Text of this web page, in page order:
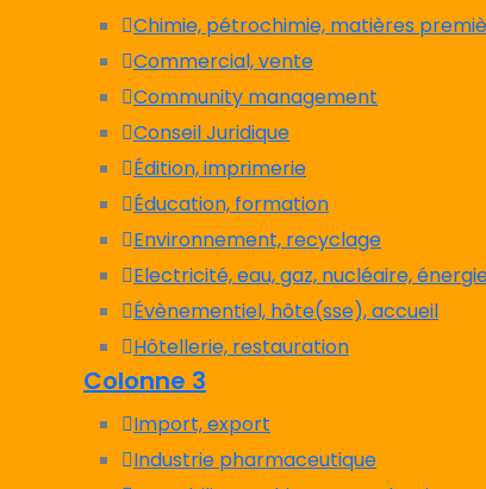
Chimie, pétrochimie, matières
Commercial, vente
Community management
Conseil Juridique
Édition, imprimerie
Éducation, formation
Environnement, recyclage
Electricité, eau, gaz, nucléaire,
Évènementiel, hôte(sse), accueil
Hôtellerie, restauration
Colonne 3
Import, export
Industrie pharmaceutique